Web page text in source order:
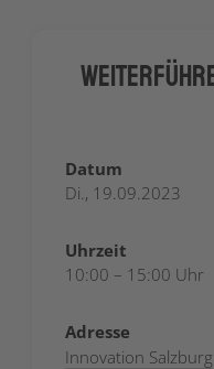
Datum
Di., 19.09.2023
Uhrzeit
10:00 – 15:00 Uhr
Adresse
Innovation Salzburg